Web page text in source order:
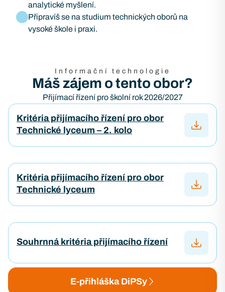
analytické myšlení.
Připravíš se na studium technických oborů na
vysoké škole i praxi.
Informační technologie
Máš zájem o tento obor?
Přijímací řízení pro školní rok 2026/2027
Kritéria přijímacího řízení pro obor
Technické lyceum – 2. kolo
Kritéria přijímacího řízení pro obor
Technické lyceum
Souhrnná kritéria přijímacího řízení
E-přihláška DiPSy